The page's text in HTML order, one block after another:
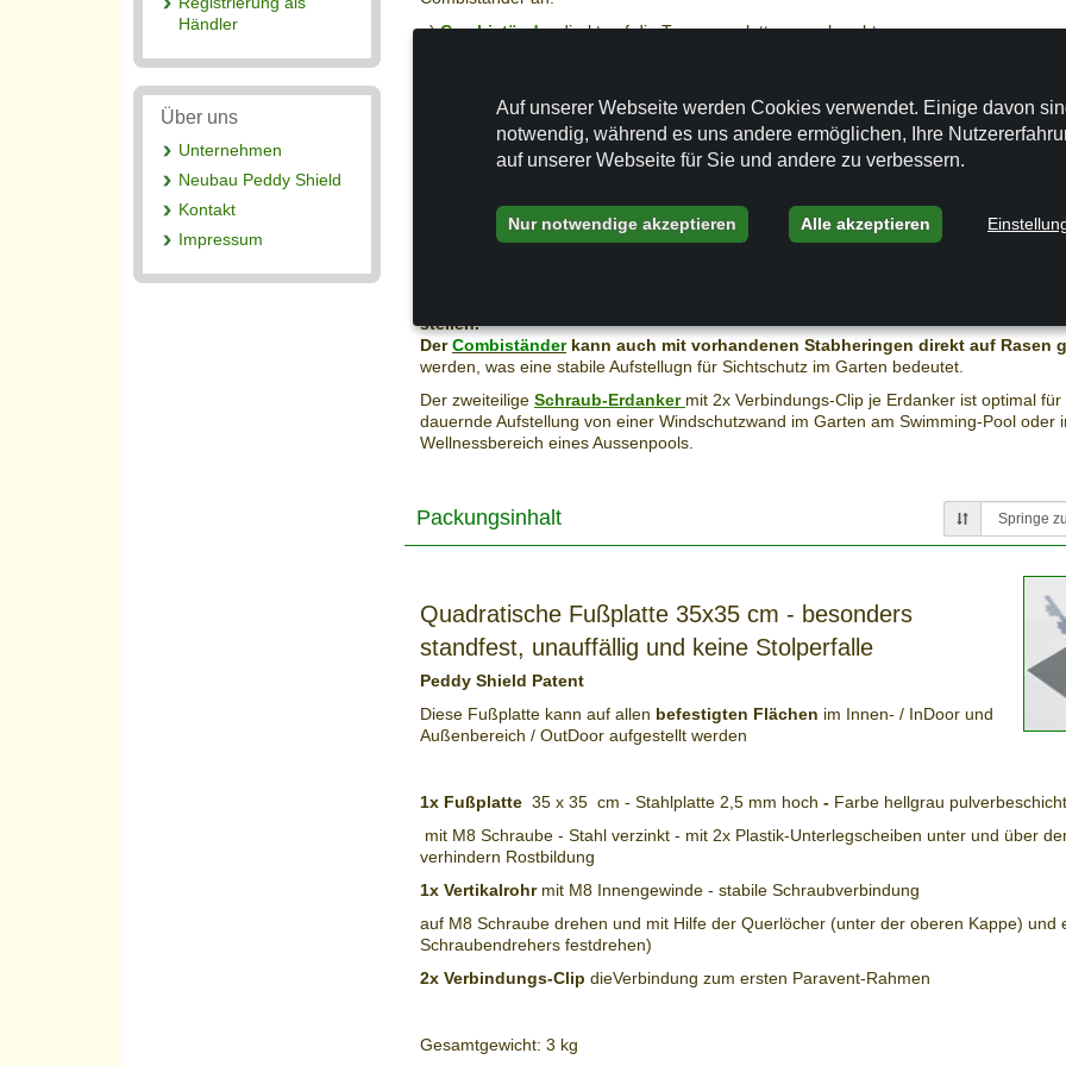
a)Combiständerdirekt auf die Terrassenplatten geschraubt.
Betonplatte hinzu.
Pflanzgefäß mit 2x Wand-Clip gibt dem Sichtschutz Paravent nicht nur eine
Standsicherheit, sondern kombiniert dies mit einer wirklichen Verschönerung Ihrer
Mit einem oder mehreren Pflanzgefäßen gibt es eine Vielzahl von
Standsicherheit einer Sichtschutzwand vor allem auf Balkon oder Terrasse zu
ein guter Windschutz erreicht wird.
stellen.
DerCombiständerkann auch mit vorhandenen Stabheringen direkt auf Rasen
werden, was eine stabile Aufstellugn für Sichtschutz im Garten bedeutet.
Der zweiteilige Schraub-Erdanker mit 2x Verbindungs-Clip je Erdanker ist optimal für
dauernde Aufstellung von einer Windschutzwand im Garten am Swimming-Pool oder
Wellnessbereich eines Aussenpools.
Packungsinhalt
Quadratische Fußplatte 35x35 cm - besonders
standfest, unauffällig und keine Stolperfalle
Peddy Shield Patent
Diese Fußplatte kann auf allen befestigten Flächen im Innen- / InDoor und
Außenbereich / OutDoor aufgestellt werden
1x Fußplatte 35 x 35 cm - Stahlplatte 2,5 mm hoch - Farbe hellgrau
mit M8 Schraube - Stahl verzinkt - mit 2x Plastik-Unterlegscheiben unter und über
verhindern Rostbildung
1x Vertikalrohrmit M8 Innengewinde - stabile Schraubverbindung
auf M8 Schraube drehen und mit Hilfe der Querlöcher (unter der oberen Kappe) und
Schraubendrehers festdrehen)
2x Verbindungs-Clip dieVerbindung zum ersten Paravent-Rahmen
Gesamtgewicht: 3 kg
Händler
Über uns
Unternehmen
Neubau Peddy Shield
Kontakt
Impressum
Auf unserer Webseite werden Cookies verwendet. Einige davon
notwendig, während es uns andere ermöglichen, Ihre
auf unserer Webseite für Sie und andere zu verbessern.
Nur notwendige akzeptieren Alle akzeptieren